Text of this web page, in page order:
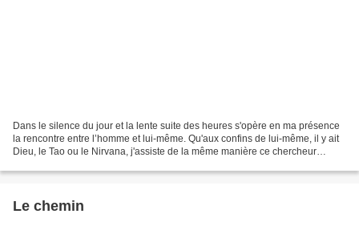
Dans le silence du jour et la lente suite des heures s'opère en ma présence
la rencontre entre l’homme et lui-même. Qu'aux confins de lui-même, il y ait
Dieu, le Tao ou le Nirvana, j'assiste de la même manière ce chercheur
Le chemin